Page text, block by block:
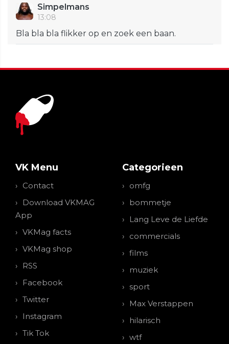
Simpelmans
13:08
Bla bla bla flikker op en zoek een baan.
VK Menu
Contact
Download VKMAG
App
VKMag facts
VKMag shop
RSS
Facebook
Twitter
Instagram
Tik Tok
Categorieen
omfg
bommetje
Lang Leve de Liefde
commercials
films
muziek
sport
Max Verstappen
hilarisch
wtf